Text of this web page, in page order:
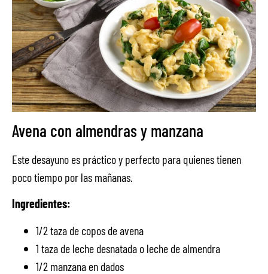
Avena con almendras y manzana
Este desayuno es práctico y perfecto para quienes tienen
poco tiempo por las mañanas.
Ingredientes:
1/2 taza de copos de avena
1 taza de leche desnatada o leche de almendra
1/2 manzana en dados